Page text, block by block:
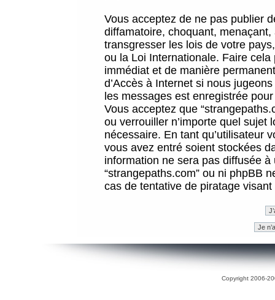
Vous acceptez de ne pas publier
diffamatoire, choquant,
transgresser les lois de votre
ou la Loi Internationale. Faire
immédiat et de manière
d’Accès à Internet si nous
les messages est enregistrée
Vous acceptez que
ou verrouiller n’importe quel sujet
nécessaire. En tant qu’utilisateur
vous avez entré soient stockées
information ne sera pas diffusée
“strangepaths.com” ou ni phpBB
cas de tentative de piratage
Copyright 2006-